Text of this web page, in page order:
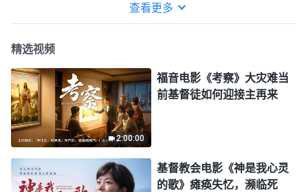
查看更多
精选视频
2:00:00
福音电影《考察》大灾难当
前基督徒如何迎接主再来
基督教会电影《神是我心灵
的歌》瘫痪失忆，濒临死